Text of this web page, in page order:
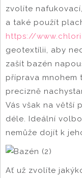
zvolíte
a také použít
https://
geotextílii, aby
zašít bazén
příprava mnohem
precizně
Vás však na větší
déle. Ideální
nemůže dojít k
Ať už zvolíte